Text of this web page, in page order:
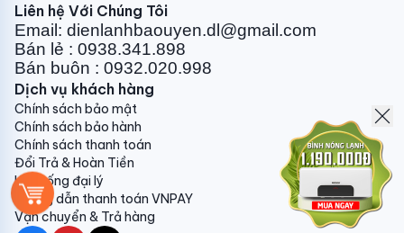
Liên hệ Với Chúng Tôi
Email: dienlanhbaouyen.dl@gmail.com
Bán lẻ : 0938.341.898
Bán buôn : 0932.020.998
Dịch vụ khách hàng
Chính sách bảo mật
Chính sách bảo hành
Chính sách thanh toán
Đổi Trả & Hoàn Tiền
Hệ thống đại lý
Hướng dẫn thanh toán VNPAY
Vận chuyển & Trả hàng